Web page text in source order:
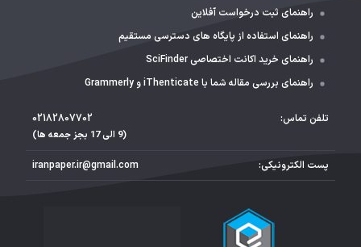
راهنمای ثبت درخواست آفلاین
راهنمای استفاده از پایگاه های دسترسی مستقیم
راهنمای خرید اکانت اختصاصی SciFinder
راهنمای بررسی مقاله شما با iThenticate و Grammerly
تلفن تماس: 02182807702
(9 الی 17 بجز جمعه ها)
پست الکترونیکی: iranpaper.ir@gmail.com